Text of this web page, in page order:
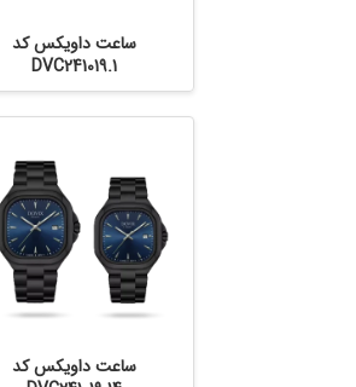
ساعت داویکس کد
DVC241019.1
ساعت داویکس کد